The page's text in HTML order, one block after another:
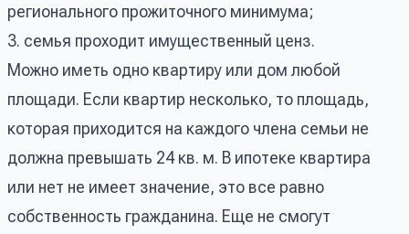
регионального прожиточного минимума;
3. семья проходит имущественный ценз.
Можно иметь одно квартиру или дом любой
площади. Если квартир несколько, то площадь,
которая приходится на каждого члена семьи не
должна превышать 24 кв. м. В ипотеке квартира
или нет не имеет значение, это все равно
собственность гражданина. Еще не смогут